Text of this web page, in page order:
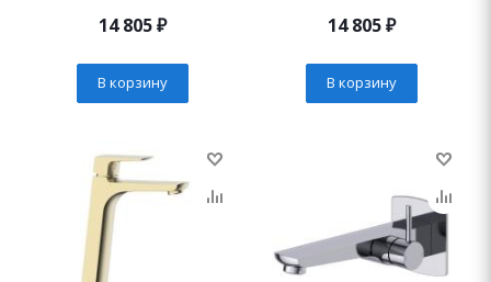
14 805₽
В корзину
14 805₽
В корзину